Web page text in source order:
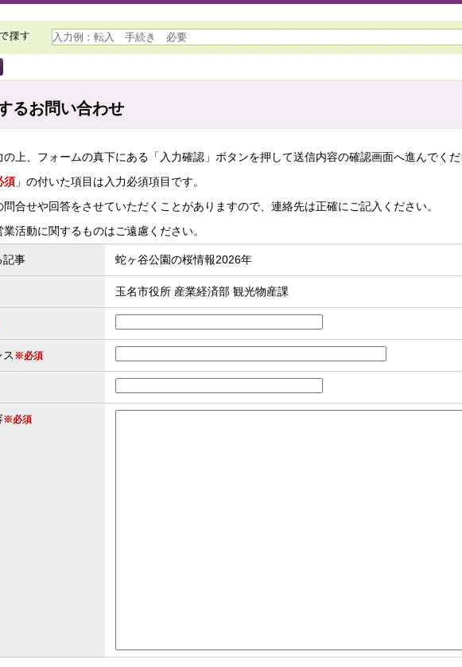
るお問い合わせ
上、フォームの真下にある「入力確認」ボタンを押して送信内容の確認画面へ進んでくだ
須 」の付いた項目は入力必須項目です。
合せや回答をさせていただくことがありますので、連絡先は正確にご記入ください。
活動に関するものはご遠慮ください。
記事 蛇ヶ谷公園の桜情報2026年
玉名市役所 産業経済部 観光物産課
ス ※必須
※必須